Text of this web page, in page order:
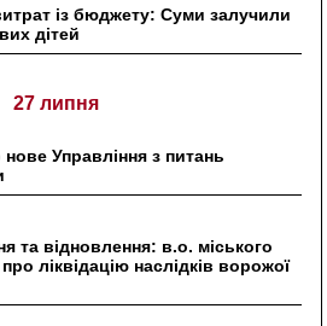
із бюджету: Суми залучили
дітей
27 липня
Управління з питань
та відновлення: в.о. міського
ліквідацію наслідків ворожої